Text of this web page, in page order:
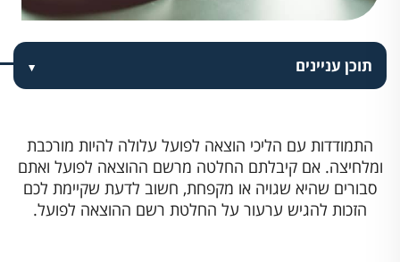
התמודדות עם הליכי הוצאה לפועל עלולה להיות מורכבת
ומלחיצה. אם קיבלתם החלטה מרשם ההוצאה לפועל ואתם
סבורים שהיא שגויה או מקפחת, חשוב לדעת שקיימת לכם
הזכות להגיש ערעור על החלטת רשם ההוצאה לפועל.
תוכן עניינים